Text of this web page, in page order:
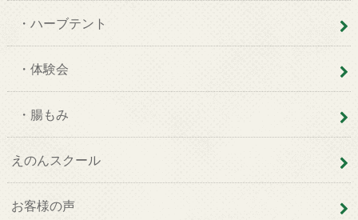
・ハーブテント
・体験会
・腸もみ
えのんスクール
お客様の声